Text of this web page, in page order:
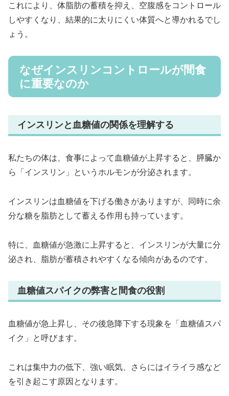
これにより、体脂肪の蓄積を抑え、空腹感をコントロール
しやすくなり、結果的に太りにくい体質へと導かれるでし
ょう。
なぜインスリンコントロールが間食
に重要なのか
インスリンと血糖値の関係を理解する
私たちの体は、食事によって血糖値が上昇すると、膵臓か
ら「インスリン」というホルモンが分泌されます。
インスリンは血糖値を下げる働きがありますが、同時に余
分な糖を脂肪として蓄える作用も持っています。
特に、血糖値が急激に上昇すると、インスリンが大量に分
泌され、脂肪が蓄積されやすくなる傾向があるのです。
血糖値スパイクの弊害と間食の役割
血糖値が急上昇し、その後急降下する現象を「血糖値スパ
イク」と呼びます。
これは集中力の低下、強い眠気、さらにはイライラ感など
を引き起こす原因となります。